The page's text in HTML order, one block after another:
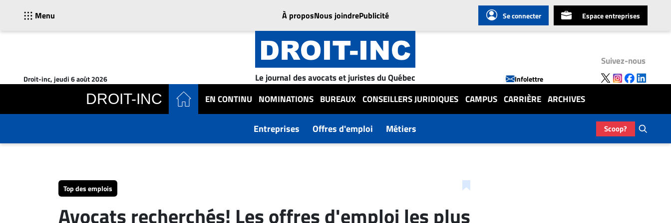
Menu À proposNous joindrePublicité Se connecter Espace entreprises
Droit-inc, jeudi 6 août 2026 Le journal des avocats et juristes du Québec Infolettre
Suivez-nous
DROIT-INC EN CONTINU NOMINATIONS BUREAUX CONSEILLERS JURIDIQUES CAMPUS CARRIÈRE ARCHIVES
Entreprises Offres d'emploi Métiers Scoop?
En
Nominations
Conseillers
Top des emplois
Avocats recherchés! Les offres d'emploi les plus